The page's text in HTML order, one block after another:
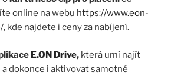
online na webu https://www.eon-
, kde najdete i ceny za nabíjení.
E.ON Drive, která umí najít
dokonce i aktivovat samotné